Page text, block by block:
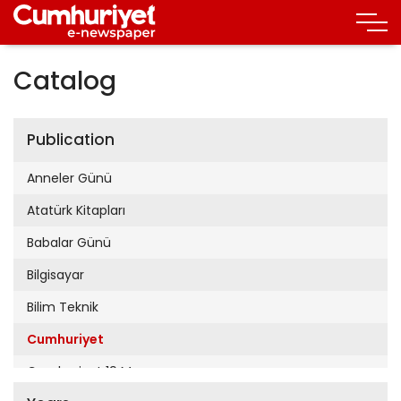
Catalog
Publication
Anneler Günü
Atatürk Kitapları
Babalar Günü
Bilgisayar
Bilim Teknik
Cumhuriyet
Cumhuriyet 19 Mayıs